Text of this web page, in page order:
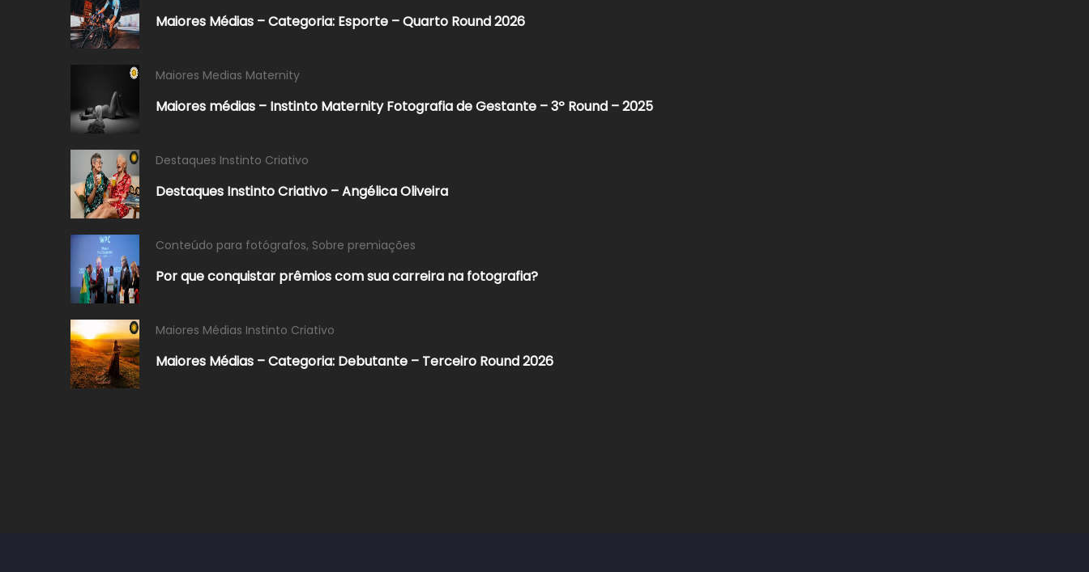
Maiores Médias – Categoria: Esporte – Quarto Round 2026
Maiores Medias Maternity
Maiores médias – Instinto Maternity Fotografia de Gestante – 3º Round – 2025
Destaques Instinto Criativo
Destaques Instinto Criativo – Angélica Oliveira
Conteúdo para fotógrafos, Sobre premiações
Por que conquistar prêmios com sua carreira na fotografia?
Maiores Médias Instinto Criativo
Maiores Médias – Categoria: Debutante – Terceiro Round 2026